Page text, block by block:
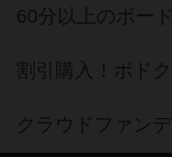
60分以上のボー
割引購入！ボド
クラウドファン